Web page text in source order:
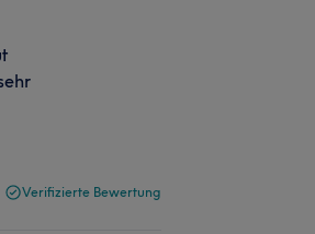
Verifizierte Bewertung